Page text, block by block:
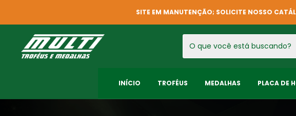
SITE EM MANUTENÇÃO; SOLICITE NOSSO
INÍCIO TROFÉUS MEDALHAS PLACA DE